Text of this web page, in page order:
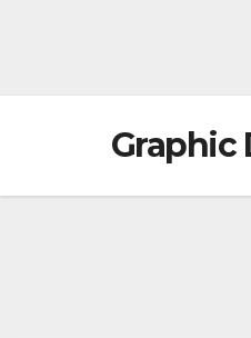
Graphic